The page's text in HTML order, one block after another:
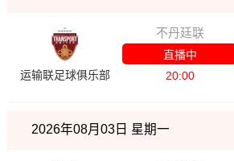
运输联足球俱乐部
不丹廷联
直播中
20:00
2026年08月03日 星期一